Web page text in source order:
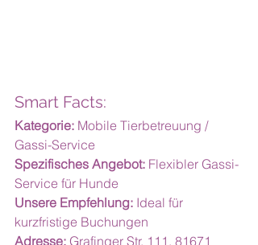
Smart Facts:
Kategorie: Mobile Tierbetreuung /
Gassi-Service
Spezifisches Angebot: Flexibler Gassi-
Service für Hunde
Unsere Empfehlung: Ideal für
kurzfristige Buchungen
Adresse: Grafinger Str. 111, 81671